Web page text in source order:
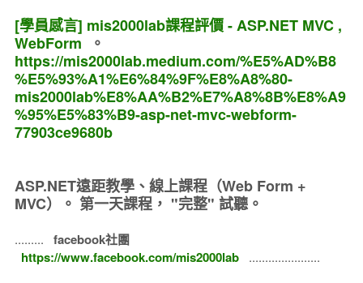
[學員感言] mis2000lab課程評價 - ASP.NET MVC ,
WebForm 。
https://mis2000lab.medium.com/%E5%AD%B8
%E5%93%A1%E6%84%9F%E8%A8%80-
mis2000lab%E8%AA%B2%E7%A8%8B%E8%A9
%95%E5%83%B9-asp-net-mvc-webform-
77903ce9680b
ASP.NET遠距教學、線上課程（Web Form +
MVC）。 第一天課程， "完整" 試聽。
.........
facebook社團
https://www.facebook.com/mis2000lab
......................